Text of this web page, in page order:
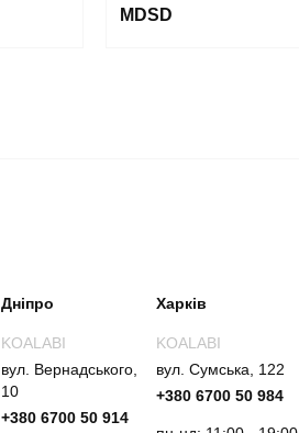
MDSD
Дніпро
KOALABI
вул. Вернадського,
10
+380 6700 50 914
Харків
KOALABI
вул. Сумська, 122
+380 6700 50 984